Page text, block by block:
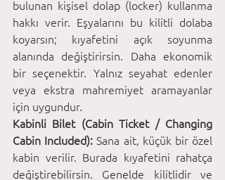
bulunan kişisel dolap (locker) kullanma
hakkı verir. Eşyalarını bu kilitli dolaba
koyarsın; kıyafetini açık soyunma
alanında değiştirirsin. Daha ekonomik
bir seçenektir. Yalnız seyahat edenler
veya ekstra mahremiyet aramayanlar
için uygundur.
Kabinli Bilet (Cabin Ticket / Changing
Cabin Included): Sana ait, küçük bir özel
kabin verilir. Burada kıyafetini rahatça
değiştirebilirsin. Genelde kilitlidir ve